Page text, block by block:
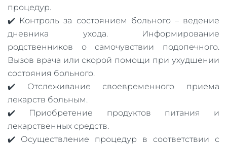
процедур.
✔️ Контроль за состоянием больного – ведение
дневника ухода. Информирование
родственников о самочувствии подопечного.
Вызов врача или скорой помощи при ухудшении
состояния больного.
✔️ Отслеживание своевременного приема
лекарств больным.
✔️ Приобретение продуктов питания и
лекарственных средств.
✔️ Осуществление процедур в соответствии с